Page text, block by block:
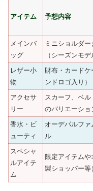
アイテム 予想内容
メインバ
ッグ
ミニショルダ
（シーズンモ
レザー小
物
財布・カード
ンドロゴ入り）
アクセサ
リー
スカーフ、ベ
のバリエーショ
香水・ビ
ューティ
オーデパルファ
ル
スペシャ
ルアイテ
ム
限定アイテム
製ショッパー等